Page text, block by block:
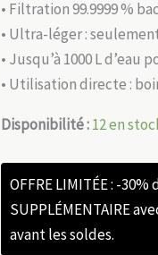
• Filtration 99.9999 %
• Ultra-léger :
• Jusqu’à 1000 L
• Utilisation directe :
Disponibilité :12 en
OFFRE LIMITÉE : -30%
SUPPLÉMENTAIRE
avant les soldes.